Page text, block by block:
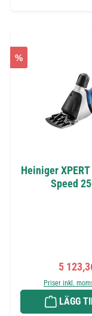
%
Heiniger
Speed
5
Priser inkl.
LÄGG